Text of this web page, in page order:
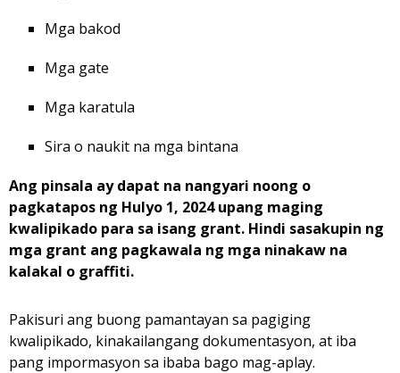
Mga bakod
Mga gate
Mga karatula
Sira o naukit na mga bintana
Ang pinsala ay dapat na nangyari noong o
pagkatapos ng Hulyo 1, 2024 upang maging
kwalipikado para sa isang grant. Hindi sasakupin ng
mga grant ang pagkawala ng mga ninakaw na
kalakal o graffiti.
Pakisuri ang buong pamantayan sa pagiging
kwalipikado, kinakailangang dokumentasyon, at iba
pang impormasyon sa ibaba bago mag-aplay.